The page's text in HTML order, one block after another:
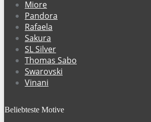
Miore
Pandora
Rafaela
Sakura
SL Silver
Thomas Sabo
Swarovski
Vinani
Beliebteste Motive